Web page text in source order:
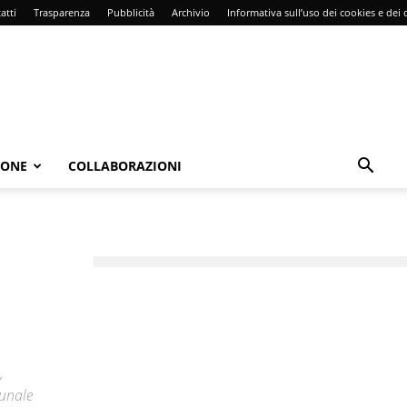
Trasparenza Pubblicità Archivio Informativa sull’uso dei cookies e dei
COLLABORAZIONI